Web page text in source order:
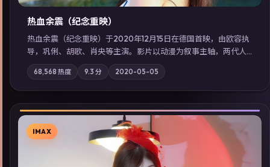
热血余震（纪念重映）
热血余震（纪念重映）于2020年12月15日在德国首映，由欧容执
导，巩俐、胡歌、肖央等主演。影片以动漫为叙事主轴，两代人
的执念在暴风雨夜正面相撞；摄影与配乐强化地域气质；站内亦
可通过「国产免费观看高清电视剧在线看」延展检索同类型高分
佳作，畅享高清在线追剧体验。
68,568 热度 9.3 分 2020-05-05
IMAX